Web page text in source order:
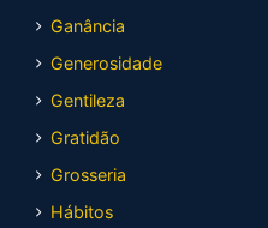
Ganância
Generosidade
Gentileza
Gratidão
Grosseria
Hábitos